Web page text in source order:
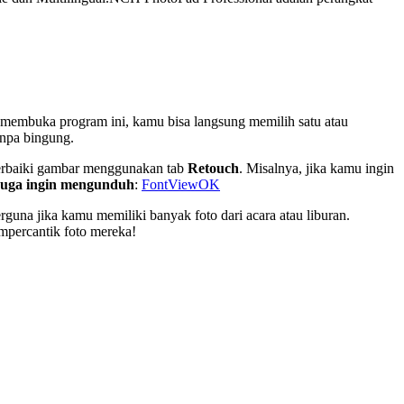
program ini, kamu bisa langsung memilih satu atau
bingung.
gambar menggunakan tab Retouch. Misalnya, jika kamu ingin
ingin mengunduh: FontViewOK
jika kamu memiliki banyak foto dari acara atau liburan.
foto mereka!